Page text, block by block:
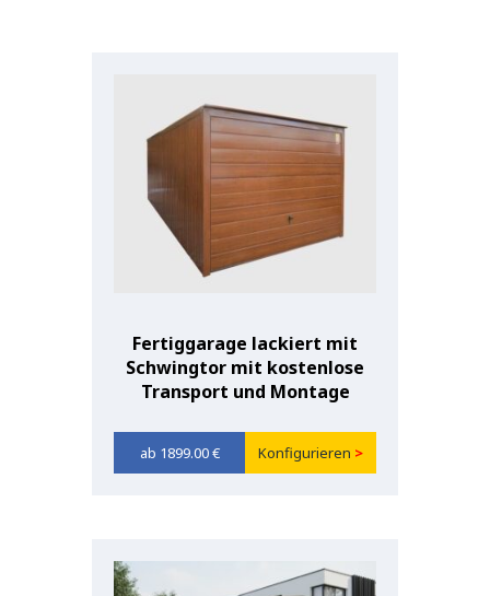
Fertiggarage lackiert mit
Schwingtor mit kostenlose
Transport und Montage
1899.00€ Konfigurieren